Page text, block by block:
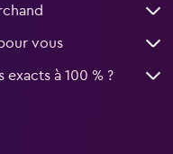
vous
à 100 % ?